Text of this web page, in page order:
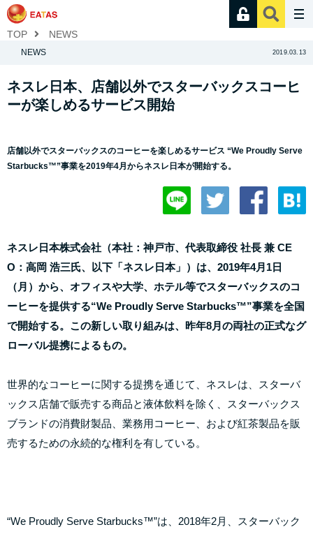
TOP NEWS
NEWS 2019.03.13
ネスレ日本、店舗以外でスターバックスコーヒ
ーが楽しめるサービス開始
店舗以外でスターバックスのコーヒーを楽しめるサービス “We Proudly Serve
Starbucks™”事業を2019年4月からネスレ日本が開始する。
ネスレ日本株式会社（本社：神戸市、代表取締役 社長 兼 CE
O：高岡 浩三氏、以下「ネスレ日本」）は、2019年4月1日
（月）から、オフィスや大学、ホテル等でスターバックスのコ
ーヒーを提供する“We Proudly Serve Starbucks™”事業を全国
で開始する。この新しい取り組みは、昨年8月の両社の正式なグ
ローバル提携によるもの。
世界的なコーヒーに関する提携を通じて、ネスレは、スターバ
ックス店舗で販売する商品と液体飲料を除く、スターバックス
ブランドの消費財製品、業務用コーヒー、および紅茶製品を販
売するための永続的な権利を有している。
“We Proudly Serve Starbucks™”は、2018年2月、スターバック